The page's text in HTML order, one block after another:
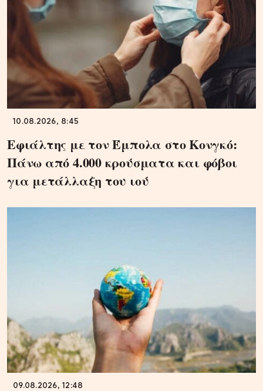
10.08.2026, 8:45
Εφιάλτης με τον Έμπολα στο Κονγκό:
Πάνω από 4.000 κρούσματα και φόβοι
για μετάλλαξη του ιού
09.08.2026, 12:48